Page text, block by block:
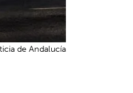
de Andalucía